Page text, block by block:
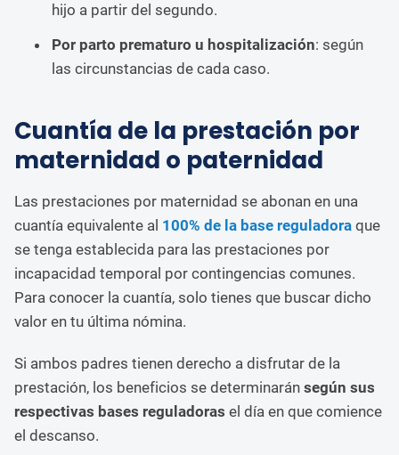
hijo a partir del segundo.
Por parto prematuro u hospitalización: según
las circunstancias de cada caso.
Cuantía de la prestación por
maternidad o paternidad
Las prestaciones por maternidad se abonan en una
cuantía equivalente al 100% de la base reguladora que
se tenga establecida para las prestaciones por
incapacidad temporal por contingencias comunes.
Para conocer la cuantía, solo tienes que buscar dicho
valor en tu última nómina.
Si ambos padres tienen derecho a disfrutar de la
prestación, los beneficios se determinarán según sus
respectivas bases reguladoras el día en que comience
el descanso.